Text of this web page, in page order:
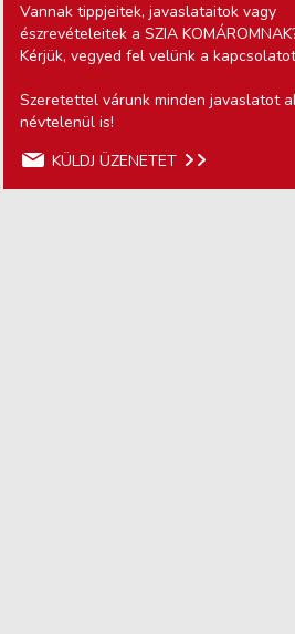
Vannak tippjeitek, javaslataitok vagy
észrevételeitek a SZIA
Kérjük, vegyed fel velünk a
Szeretettel várunk minden javaslatot
névtelenül is!
KÜLDJ ÜZENETET